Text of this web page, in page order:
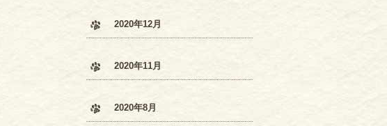
2020年12月
2020年11月
2020年8月